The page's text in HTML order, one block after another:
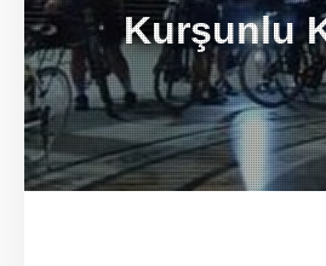
Kurşunlu